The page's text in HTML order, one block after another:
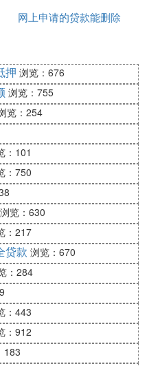
方式，是在还款期内把
等数额的本金和剩余贷
由于每月的还款本金额
人起初还款压力较大，
也越来越少。等额本金
=(贷款本金/还款月数)
利率
还款方式，是在还款期
(包括本金和利息)。每
本金×月利率×(1月利
月数-1]
金贷款时，住房公积金
期限，给出一个最低还
不少于这一最低还款额
济状况，自由安排每月
：
响征信
网上申请的贷款能删除
押 浏览：676
浏览：755
览：254
：101
：750
浏览：630
：217
贷款 浏览：670
：284
：443
：912
183